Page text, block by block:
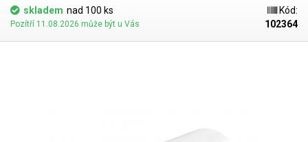
dispozici). Jako obalový prostředek splňují požadavky zákona č.
477/2001 Sb. (zákon o obalech). Ideální pro svařování všemi impulsními
svářečkami z naší nabídky. Cena je za roli 10 metrů. Materiál: LD-PE (Low
Density Polyethylen) Tloušťka materiálu: 90micron (0,090mm)*2 Šířka:
skladem nad 100 ks
Pozítří 11.08.2026 může být u Vás
Kód:
102364